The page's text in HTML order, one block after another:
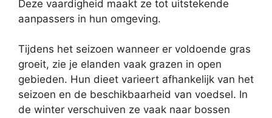
Deze vaardigheid maakt ze tot uitstekende
aanpassers in hun omgeving.
Tijdens het seizoen wanneer er voldoende gras
groeit, zie je elanden vaak grazen in open
gebieden. Hun dieet varieert afhankelijk van het
seizoen en de beschikbaarheid van voedsel. In
de winter verschuiven ze vaak naar bossen